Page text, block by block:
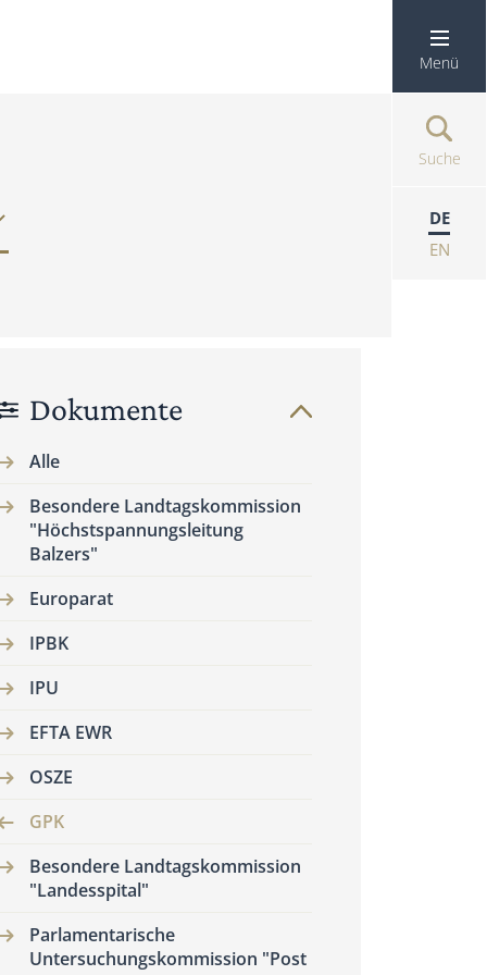
Menü
Suche
DE
EN
Dokumente
Alle
Besondere Landtagskommission
"Höchstspannungsleitung
Balzers"
Europarat
IPBK
IPU
EFTA EWR
OSZE
GPK
Besondere Landtagskommission
"Landesspital"
Parlamentarische
Untersuchungskommission "Post